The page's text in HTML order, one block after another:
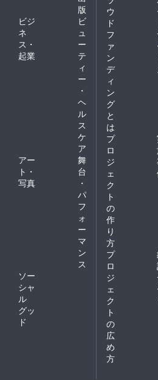
版
ビジ
ネ
ス・
起業
ビ
ュ
ー
テ
ィ
ー
・
ヘ
ル
ス
ケ
ア
アー
ト・
写真
舞
台
・
パ
フ
ォ
ー
マ
ン
ス
ソー
シャ
ル
グッ
ド
ウ
ド
フ
ァ
ン
デ
ィ
ン
グ
と
は
プ
ロ
ジ
ェ
ク
ト
の
作
り
方
プ
ロ
ジ
ェ
ク
ト
の
広
め
方